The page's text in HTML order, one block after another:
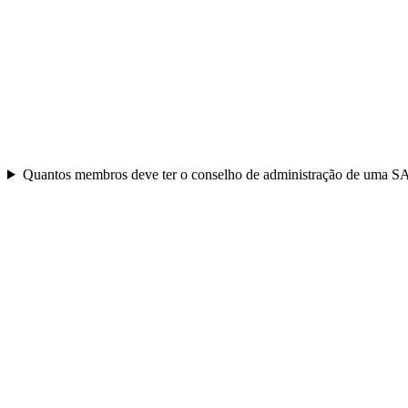
Quantos membros deve ter o conselho de administração de uma